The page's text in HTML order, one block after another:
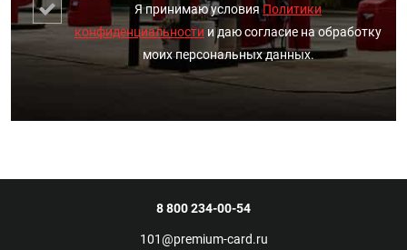
Я принимаю условия Политики
конфиденциальности и даю согласие на обработку
моих персональных данных.
8 800 234-00-54
101@premium-card.ru